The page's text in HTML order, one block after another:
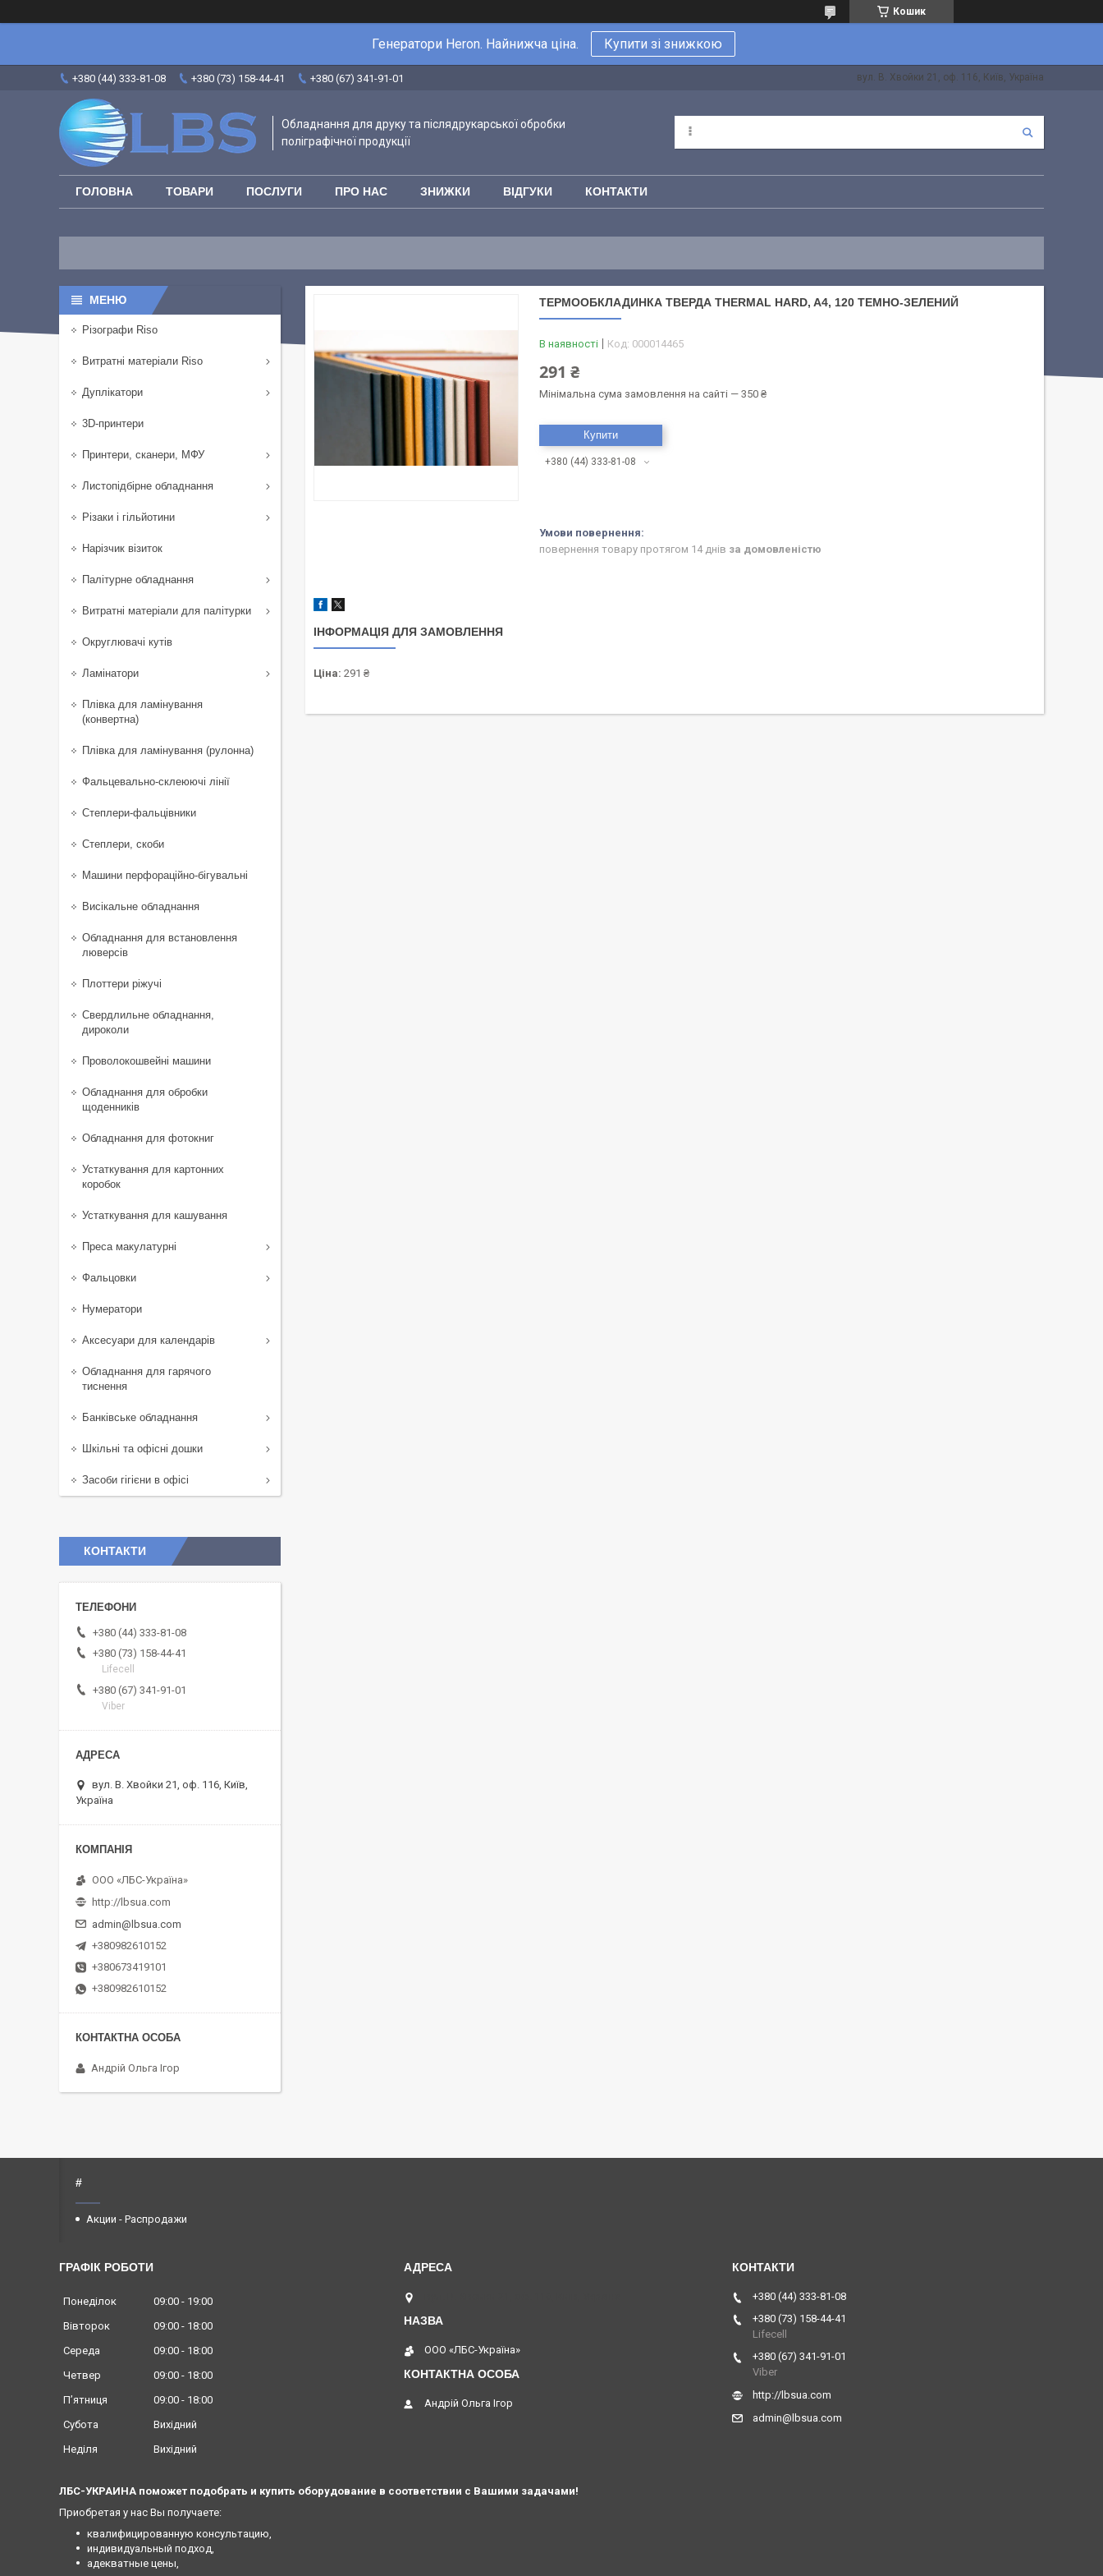
Кошик
Генератори Heron. Найнижча ціна. Купити зі знижкою
+380 (44) 333-81-08 +380 (73) 158-44-41 +380 (67) 341-91-01 вул. В. Хвойки 21, оф. 116, Київ, Україна
Обладнання для друку та післядрукарської обробки
поліграфічної продукції
ГОЛОВНА ТОВАРИ ПОСЛУГИ ПРО НАС ЗНИЖКИ ВІДГУКИ КОНТАКТИ
ТЕРМООБКЛАДИНКА ТВЕРДА THERMAL HARD, A4, 120 ТЕМНО-ЗЕЛЕНИЙ
В наявності Код: 000014465
291 ₴
Мінімальна сума замовлення на сайті — 350 ₴
Купити
+380 (44) 333-81-08
повернення товару протягом 14 днів за домовленістю
ІНФОРМАЦІЯ ДЛЯ ЗАМОВЛЕННЯ
Ціна: 291 ₴
Різографи Riso
Витратні матеріали Riso
Дуплікатори
3D-принтери
Принтери, сканери, МФУ
Листопідбірне обладнання
Різаки і гільйотини
Нарізчик візиток
Палітурне обладнання
Витратні матеріали для палітурки
Округлювачі кутів
Ламінатори
Плівка для ламінування
(конвертна)
Плівка для ламінування (рулонна)
Фальцевально-склеюючі лінії
Степлери-фальцівники
Степлери, скоби
Машини перфораційно-бігувальні
Висікальне обладнання
Обладнання для встановлення
люверсів
Плоттери ріжучі
Свердлильне обладнання,
дироколи
Проволокошвейні машини
Обладнання для обробки
щоденників
Обладнання для фотокниг
Устаткування для картонних
коробок
Устаткування для кашування
Преса макулатурні
Фальцовки
Нумератори
Аксесуари для календарів
Обладнання для гарячого
тиснення
Банківське обладнання
Шкільні та офісні дошки
Засоби гігієни в офісі
КОНТАКТИ
+380 (44) 333-81-08
+380 (73) 158-44-41
Lifecell
+380 (67) 341-91-01
Viber
вул. В. Хвойки 21, оф. 116, Київ,
Україна
ООО «ЛБС-Україна»
http://lbsua.com
admin@lbsua.com
+380982610152
+380673419101
+380982610152
Андрій Ольга Ігор
#
Акции - Распродажи
ГРАФІК РОБОТИ
Понеділок 09:00
19:00
Вівторок
09:00
18:00
Середа
09:00
18:00
Четвер
09:00
18:00
Пʼятниця
09:00
18:00
Субота
Вихідний
Неділя
Вихідний
ООО «ЛБС-Україна»
Андрій Ольга Ігор
+380 (44) 333-81-08
+380 (73) 158-44-41
Lifecell
+380 (67) 341-91-01
Viber
http://lbsua.com
admin@lbsua.com
ЛБС-УКРАИНА поможет подобрать и купить оборудование в соответствии с Вашими задачами!
Приобретая у нас Вы получаете:
квалифицированную консультацию,
индивидуальный подход,
адекватные цены,